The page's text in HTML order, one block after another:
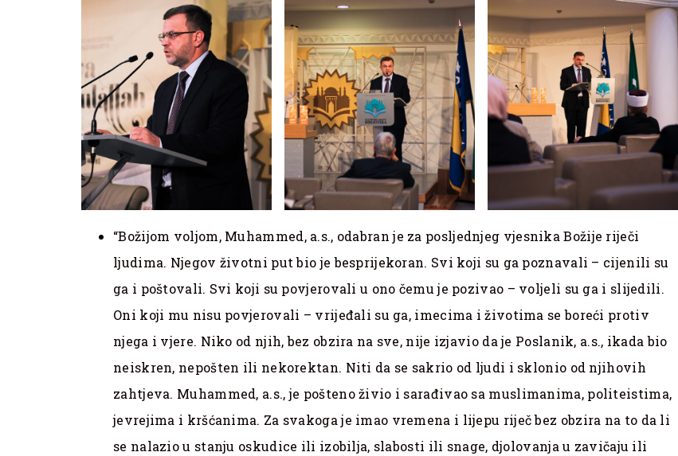
“Božijom voljom, Muhammed, a.s., odabran je za posljednjeg vjesnika Božije riječi
ljudima. Njegov životni put bio je besprijekoran. Svi koji su ga poznavali – cijenili su
ga i poštovali. Svi koji su povjerovali u ono čemu je pozivao – voljeli su ga i slijedili.
Oni koji mu nisu povjerovali – vrijeđali su ga, imecima i životima se boreći protiv
njega i vjere. Niko od njih, bez obzira na sve, nije izjavio da je Poslanik, a.s., ikada bio
neiskren, nepošten ili nekorektan. Niti da se sakrio od ljudi i sklonio od njihovih
zahtjeva. Muhammed, a.s., je pošteno živio i sarađivao sa muslimanima, politeistima,
jevrejima i kršćanima. Za svakoga je imao vremena i lijepu riječ bez obzira na to da li
se nalazio u stanju oskudice ili izobilja, slabosti ili snage, djolovanja u zavičaju ili